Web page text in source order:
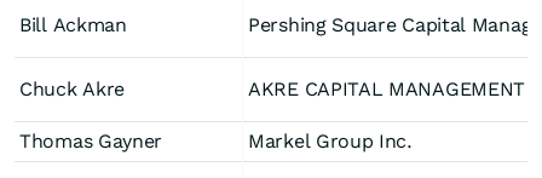
Bill Ackman
Chuck Akre
Thomas Gayner Markel Group Inc.